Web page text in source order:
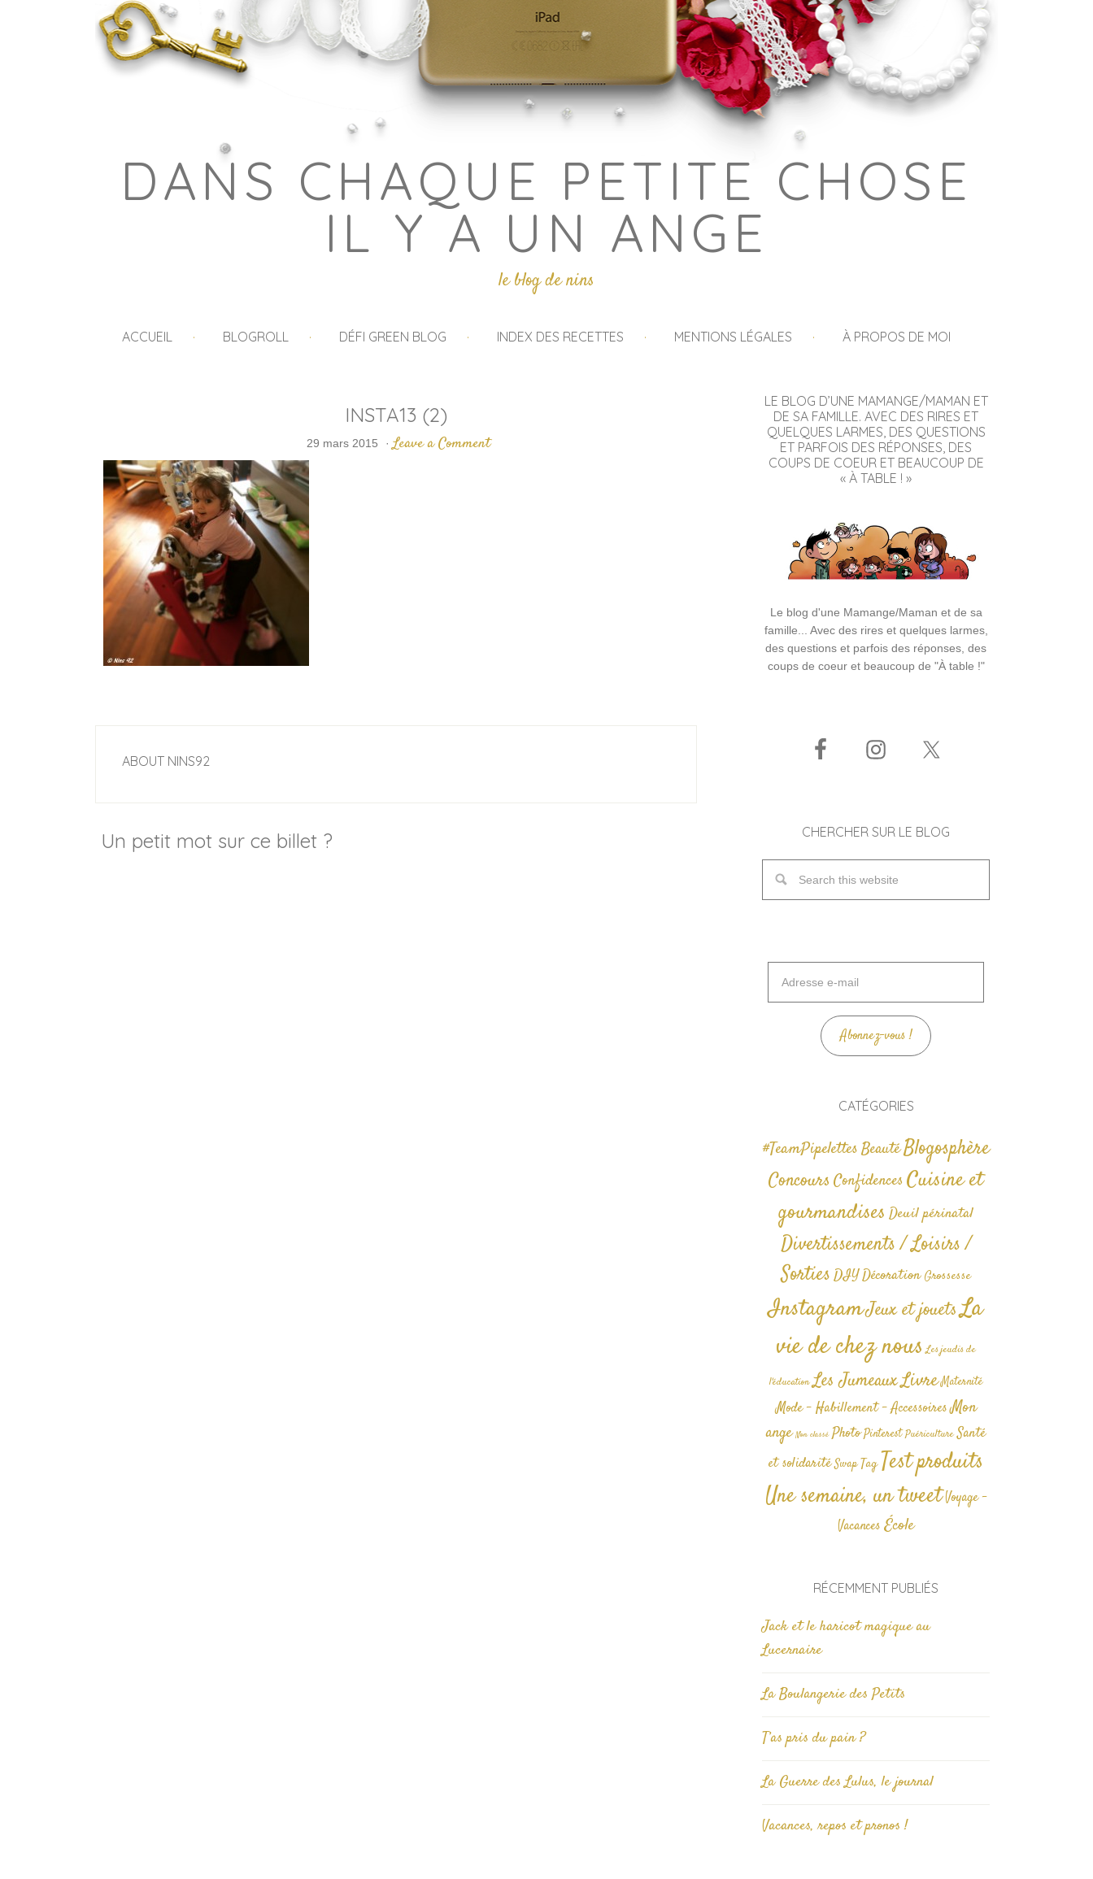
DANS CHAQUE PETITE CHOSE
IL Y A UN ANGE
le blog de nins
ACCUEIL BLOGROLL DÉFI GREEN BLOG INDEX DES RECETTES MENTIONS LÉGALES À PROPOS DE MOI
INSTA13 (2)
29 mars 2015 · Leave a Comment
ABOUT NINS92
Un petit mot sur ce billet ?
LE BLOG D’UNE MAMANGE/MAMAN ET
DE SA FAMILLE. AVEC DES RIRES ET
QUELQUES LARMES, DES QUESTIONS
ET PARFOIS DES RÉPONSES, DES
COUPS DE COEUR ET BEAUCOUP DE
« À TABLE ! »
Le blog d'une Mamange/Maman et de sa
famille... Avec des rires et quelques larmes,
des questions et parfois des réponses, des
coups de coeur et beaucoup de "À table !"
CHERCHER SUR LE BLOG
mail
Abonnez-vous !
CATÉGORIES
#TeamPipelettesBeautéBlogosphère
ConcoursConfidences Cuisine et
gourmandises Deuil périnatal
Divertissements / Loisirs /
SortiesDIYDécoration Grossesse
InstagramJeux et jouetsLa
vie de chez nous Les jeudis de
l'éducation Les JumeauxLivre Maternité
Mode - Habillement - AccessoiresMon
ange Non classé Photo Pinterest Puériculture Santé
et solidarité Swap TagTest produits
Une semaine, un tweetVoyage -
Vacances École
RÉCEMMENT PUBLIÉS
Jack et le haricot magique au
Lucernaire
La Boulangerie des Petits
T’as pris du pain ?
La Guerre des Lulus, le journal
Vacances, repos et pronos !